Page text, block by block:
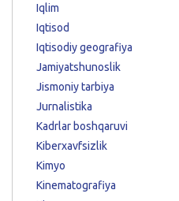
Iqlim
Iqtisod
Iqtisodiy geografiya
Jamiyatshunoslik
Jismoniy tarbiya
Jurnalistika
Kadrlar boshqaruvi
Kiberxavfsizlik
Kimyo
Kinematografiya